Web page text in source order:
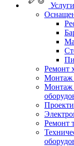
Услуги
Ремонт
Монтаж
Монтаж
Ремонт